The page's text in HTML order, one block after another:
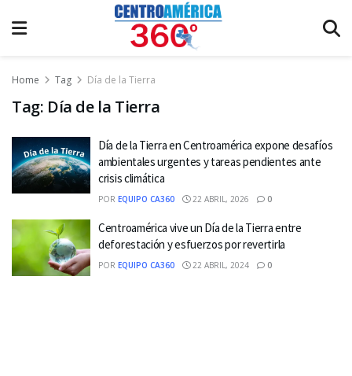
Home Tag Día de la Tierra
Tag: Día de la Tierra
Día de la Tierra en Centroamérica expone desafíos
ambientales urgentes y tareas pendientes ante
crisis climática
POR EQUIPO CA360 22 ABRIL, 2026 0
Centroamérica vive un Día de la Tierra entre
deforestación y esfuerzos por revertirla
POR EQUIPO CA360 22 ABRIL, 2024 0